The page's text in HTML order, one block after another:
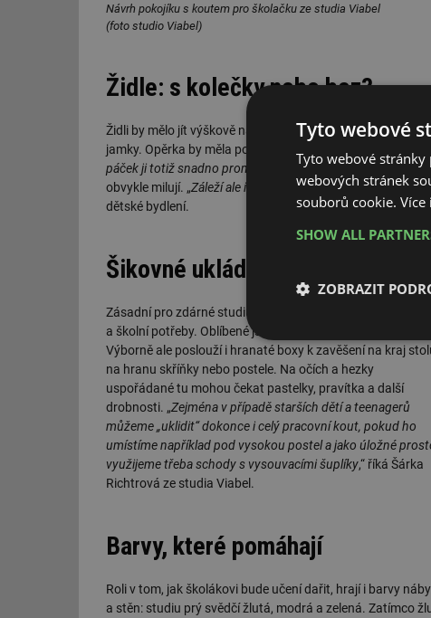
Návrh pokojíku s koutem pro školačku ze studia Viabel
(foto studio Viabel)
Židle: s kolečky nebo bez?
Židli by mělo jít výškově nastavit. Dítě se má při sezení
jamky. Opěrka by měla podepírat lopatky a bedra. „
páček ji totiž snadno promění zábavnou hračku ,“ usmívá
obvykle milují. „Záleží ale i na temperamentu dítěte. U
dětské bydlení.
Šikovné ukládání
Zásadní pro zdárné studium je dostatek místa na učebnice
a školní potřeby. Oblíbené jsou jezdící kontejnery pod stůl.
Výborně ale poslouží i hranaté boxy k zavěšení na kraj
na hranu skříňky nebo postele. Na očích a hezky
uspořádané tu mohou čekat pastelky, pravítka a další
drobnosti. „Zejména v případě starších dětí a teenagerů
můžeme „uklidit“ dokonce i celý pracovní kout, pokud ho
umístíme například pod vysokou postel a jako úložné
využijeme třeba schody s vysouvacími šuplíky,“ říká Šárka
Richtrová ze studia Viabel.
Barvy, které pomáhají
Roli v tom, jak školákovi bude učení dařit, hrají i barvy
a stěn: studiu prý svědčí žlutá, modrá a zelená. Zatímco
Tyto webové
Tyto webové stránky
webových stránek
souborů cookie.
SHOW ALL
ZOBRAZIT
Nezbytně nutné
soubory
Nezbytně nutné soubory
stránky nelze bez
g_state